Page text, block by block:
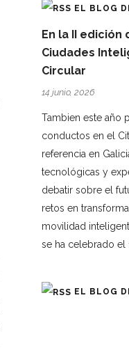
EL BLOG
En la II
Ciudades
Circular
14 junio, 2026
Tambien este año
conductos en el
referencia en
tecnológicas y
debatir sobre el
retos en
movilidad
se ha celebrado el
EL BLOG